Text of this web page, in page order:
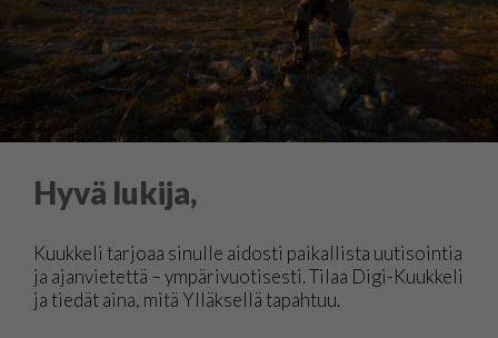
Hyvä lukija,
Kuukkeli tarjoaa sinulle aidosti paikallista uutisointia
ja ajanvietettä – ympärivuotisesti. Tilaa Digi-Kuukkeli
ja tiedät aina, mitä Ylläksellä tapahtuu.